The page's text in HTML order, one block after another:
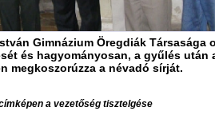
Gimnázium Öregdiák Társasága
és hagyományosan, a gyűlés után
megkoszorúzza a névadó sírját.
a vezetőség tisztelgése